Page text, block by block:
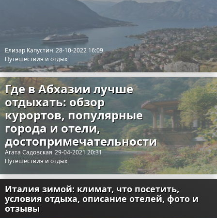
Елизар Капустин 28-10-2022 16:09
Путешествия и отдых
Где в Абхазии лучше
отдыхать: обзор
курортов, популярные
города и отели,
достопримечательности
Агата Садовская 29-04-2021 20:31
Путешествия и отдых
Италия зимой: климат, что посетить,
условия отдыха, описание отелей, фото и
отзывы